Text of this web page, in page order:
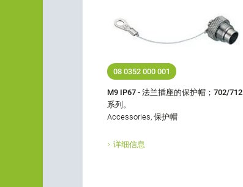
08 0352 000 001
M9 IP67 - 法兰插座的保护帽；702/712
系列。
Accessories, 保护帽
详细信息